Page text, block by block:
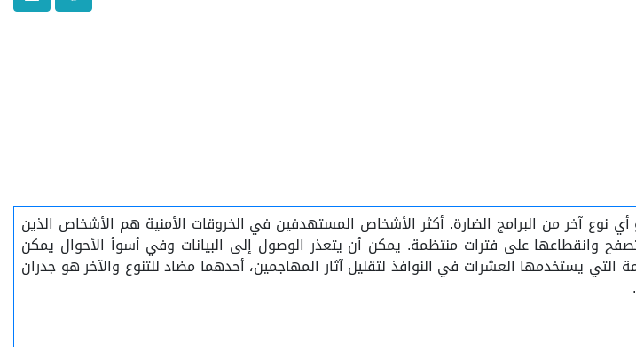
آخر من البرامج الضارة. أكثر الأشخاص المستهدفين في الخروقات الأمنية هم الأشخاص الذين
وانقطاعها على فترات منتظمة. يمكن أن يتعذر الوصول إلى البيانات وفي أسوأ الأحوال يمكن
يستخدمها العشرات في النوافذ لتقليل آثار المهاجمين، أحدهما مضاد للتنوع والآخر هو جدران